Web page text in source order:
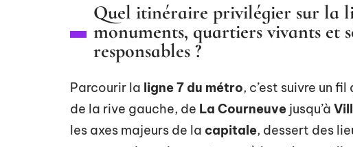
Quel itinéraire privilégier sur la
monuments, quartiers vivants et
responsables ?
Parcourir la ligne 7 du métro, c’est suivre un
de la rive gauche, de La Courneuve jusqu’à
les axes majeurs de la capitale, dessert des